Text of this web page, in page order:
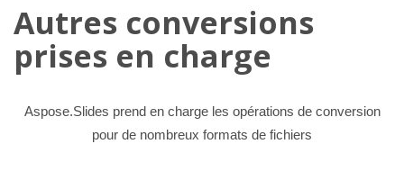
Autres conversions
prises en charge
Aspose.Slides prend en charge les opérations de conversion
pour de nombreux formats de fichiers